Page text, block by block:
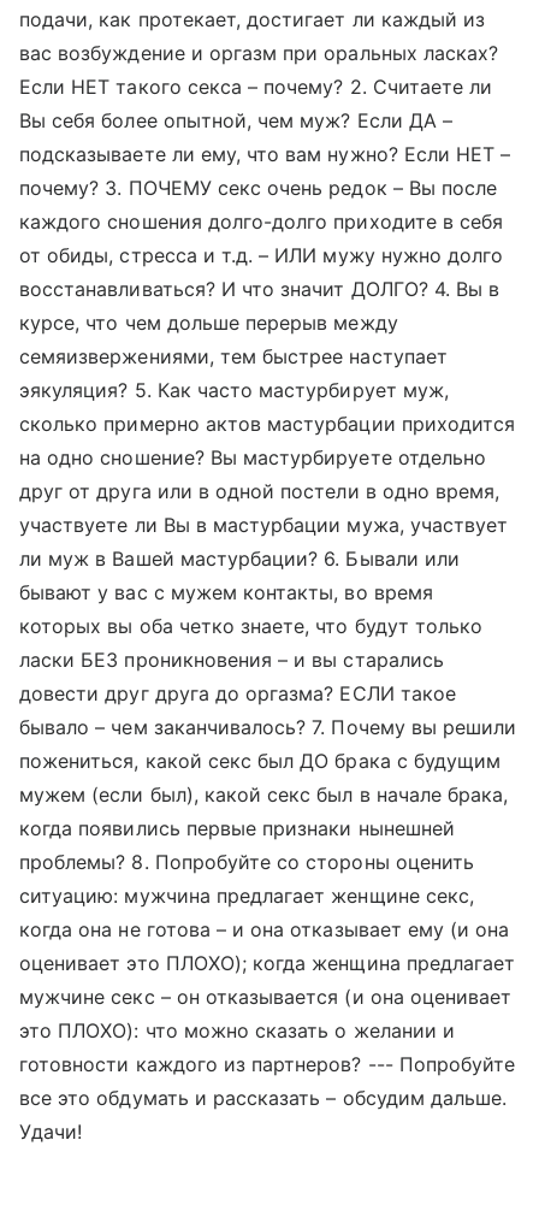
подачи, как протекает, достигает ли каждый из
вас возбуждение и оргазм при оральных ласках?
Если НЕТ такого секса – почему? 2. Считаете ли
Вы себя более опытной, чем муж? Если ДА –
подсказываете ли ему, что вам нужно? Если НЕТ –
почему? 3. ПОЧЕМУ секс очень редок – Вы после
каждого сношения долго-долго приходите в себя
от обиды, стресса и т.д. – ИЛИ мужу нужно долго
восстанавливаться? И что значит ДОЛГО? 4. Вы в
курсе, что чем дольше перерыв между
семяизвержениями, тем быстрее наступает
эякуляция? 5. Как часто мастурбирует муж,
сколько примерно актов мастурбации приходится
на одно сношение? Вы мастурбируете отдельно
друг от друга или в одной постели в одно время,
участвуете ли Вы в мастурбации мужа, участвует
ли муж в Вашей мастурбации? 6. Бывали или
бывают у вас с мужем контакты, во время
которых вы оба четко знаете, что будут только
ласки БЕЗ проникновения – и вы старались
довести друг друга до оргазма? ЕСЛИ такое
бывало – чем заканчивалось? 7. Почему вы решили
пожениться, какой секс был ДО брака с будущим
мужем (если был), какой секс был в начале брака,
когда появились первые признаки нынешней
проблемы? 8. Попробуйте со стороны оценить
ситуацию: мужчина предлагает женщине секс,
когда она не готова – и она отказывает ему (и она
оценивает это ПЛОХО); когда женщина предлагает
мужчине секс – он отказывается (и она оценивает
это ПЛОХО): что можно сказать о желании и
готовности каждого из партнеров? --- Попробуйте
все это обдумать и рассказать – обсудим дальше.
Удачи!